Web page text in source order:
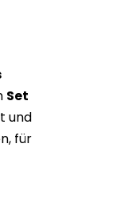
Set
und
für